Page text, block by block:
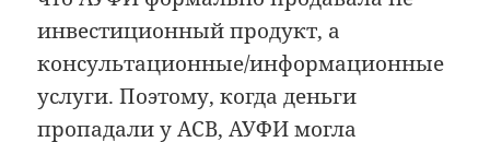
инвестиционный продукт, а
консультационные/информационные
услуги. Поэтому, когда деньги
пропадали у ACB, АУФИ могла